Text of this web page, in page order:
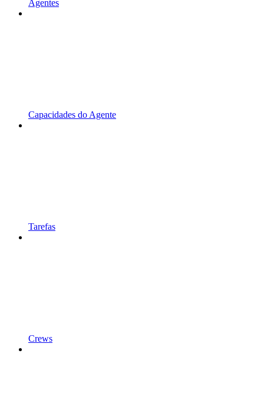
Agentes
Capacidades do Agente
Tarefas
Crews